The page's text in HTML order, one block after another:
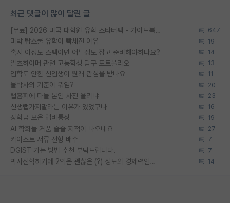
최근 댓글이 많이 달린 글
[무료] 2026 미국 대학원 유학 스타터팩 - 가이드북 & 합격자 컨택메일 템플릿 647
미박 탑스쿨 유학이 빡세진 이유 19
혹시 이정도 스펙이면 어느정도 잡고 준비해야하나요? 14
알츠하이머 관련 고등학생 탐구 포트폴리오 13
입학도 안한 신입생이 원래 관심을 받나요 11
물박사의 기준이 뭐임? 20
랩홈피에 다들 본인 사진 올리냐 23
신생랩가지말라는 이유가 있었구나 16
장학금 모은 랩비통장 19
AI 학회들 거품 슬슬 지적이 나오네요 27
카이스트 서류 전형 배수 7
DGIST 가는 방법 추천 부탁드립니다. 7
박사진학하기에 2억은 괜찮은 (?) 정도의 경제력인가요 14